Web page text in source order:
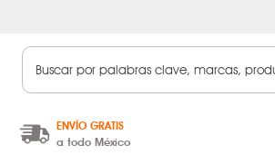
ENVÍO GRATIS
a todo México